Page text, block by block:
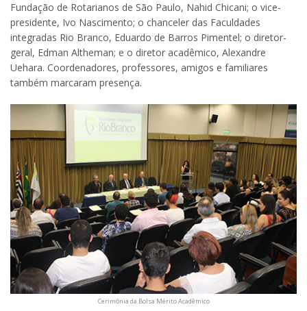
Fundação de Rotarianos de São Paulo, Nahid Chicani; o vice-
presidente, Ivo Nascimento; o chanceler das Faculdades
integradas Rio Branco, Eduardo de Barros Pimentel; o diretor-
geral, Edman Altheman; e o diretor acadêmico, Alexandre
Uehara. Coordenadores, professores, amigos e familiares
também marcaram presença.
Cerimônia da Bolsa Mérito Acadêmico